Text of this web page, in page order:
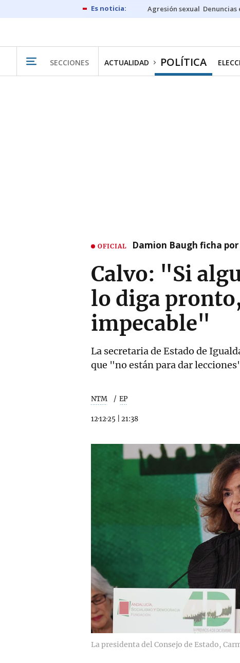
Agresión sexual Denuncias
SECCIONES ACTUALIDAD POLÍTICA
OFICIAL Damion Baugh ficha
Calvo: "Si
lo diga
impecable"
La secretaria de Estado de
que "no están para dar
NTM EP
12·12·25 21:38
La presidenta del Consejo de Estado,